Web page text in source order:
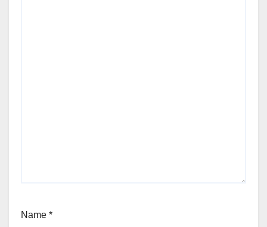
Name *